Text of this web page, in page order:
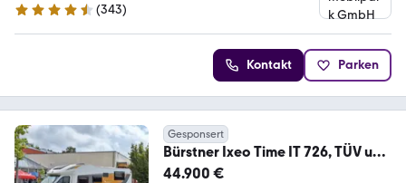
4.3 Sterne
(343)
Kontakt Parken
Gesponsert
Bürstner Ixeo Time IT 726, TÜV und
Gasprüfung neu
44.900 €